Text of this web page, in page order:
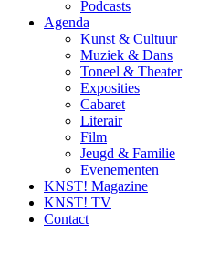
Podcasts
Agenda
Kunst & Cultuur
Muziek & Dans
Toneel & Theater
Exposities
Cabaret
Literair
Film
Jeugd & Familie
Evenementen
KNST! Magazine
KNST! TV
Contact